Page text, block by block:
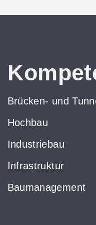
Brücken- und
Hochbau
Industriebau
Infrastruktur
Baumanagement